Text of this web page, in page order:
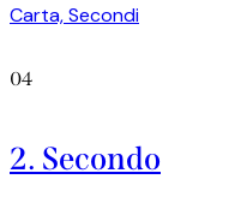
Carta,Secondi
04
2. Secondo